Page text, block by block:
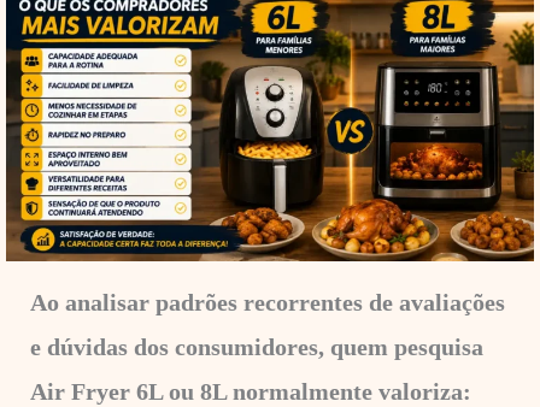
Ao analisar padrões recorrentes de avaliações
e dúvidas dos consumidores, quem pesquisa
Air Fryer 6L ou 8L normalmente valoriza: